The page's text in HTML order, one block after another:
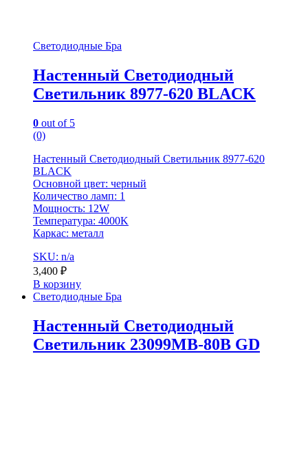
Светодиодные Бра
Настенный Светодиодный
Светильник 8977-620 BLACK
0 out of 5
(0)
Настенный Светодиодный Светильник 8977-620
BLACK
Основной цвет: черный
Количество ламп: 1
Мощность: 12W
Температура: 4000K
Каркас: металл
SKU: n/a
3,400 ₽
В корзину
Светодиодные Бра
Настенный Светодиодный
Светильник 23099MB-80B GD